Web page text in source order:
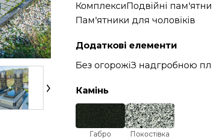
КомплексиПодвійні
Пам'ятники для чоловіків
Додаткові елементи
Без огорожіЗ надгробною
Камінь
Габро Покостівка